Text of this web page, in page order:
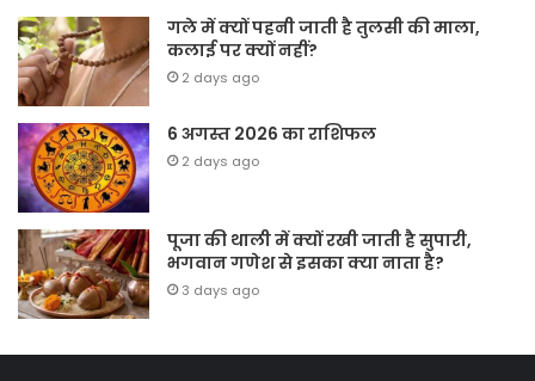
गले में क्यों पहनी जाती है तुलसी की माला,
कलाई पर क्यों नहीं?
2 days ago
6 अगस्त 2026 का राशिफल
2 days ago
पूजा की थाली में क्यों रखी जाती है सुपारी,
भगवान गणेश से इसका क्या नाता है?
3 days ago